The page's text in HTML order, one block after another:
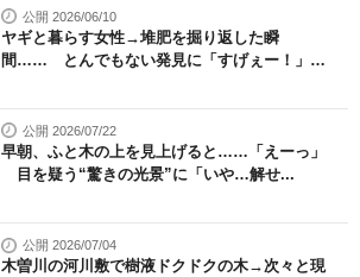
公開 2026/06/10
ヤギと暮らす女性→堆肥を掘り返した瞬
間…… とんでもない発見に「すげぇー！」
公開 2026/07/22
早朝、ふと木の上を見上げると……「えーっ」
目を疑う“驚きの光景”に「いや…解せ...
公開 2026/07/04
木曽川の河川敷で樹液ドクドクの木→次々と現